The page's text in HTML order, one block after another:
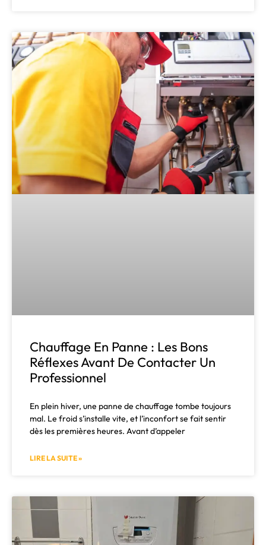
Chauffage En Panne : Les Bons
Réflexes Avant De Contacter Un
Professionnel
En plein hiver, une panne de chauffage tombe toujours
mal. Le froid s’installe vite, et l’inconfort se fait sentir
dès les premières heures. Avant d’appeler
LIRE LA SUITE »